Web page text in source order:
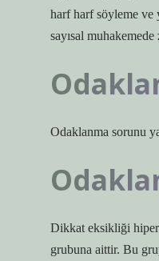
harf harf söyleme ve
sayısal
Odaklanma sorunu
Dikkat eksikliği
grubuna aittir. Bu